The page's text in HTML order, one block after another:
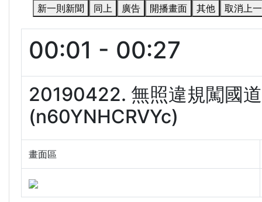
新一則新聞 同上 廣告 開播畫面 其他 取消上
00:01 - 00:27
20190422. 無照違規闖國
(n60YNHCRVYc)
畫面區